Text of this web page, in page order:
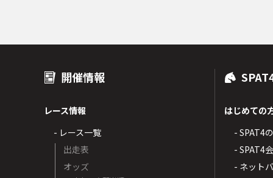
開催情報
レース情報
- レース一覧
出走表
オッズ
はじめての
- SPAT4
- SPAT4
- ネット